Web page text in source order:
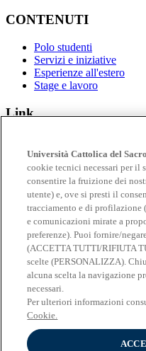
CONTENUTI
Polo studenti
Servizi e iniziative
Esperienze all'estero
Stage e lavoro
Link
Eventi
Avvisi
Social
Facebook
𝕏
Linkedin
Youtube
Instagram
Telegram
Spotify
© Università Cattolica del
Università Cattolica del
cookie tecnici necessari per il
consentire la fruizione dei
utente) e, ove si presti il
tracciamento e di profilazione
e comunicazioni mirate a
preferenze). Puoi fornire/
(ACCETTA TUTTI/RIFIUTA
scelte (PERSONALIZZA).
alcuna scelta la navigazione
necessari.
Per ulteriori informazioni
Cookie.